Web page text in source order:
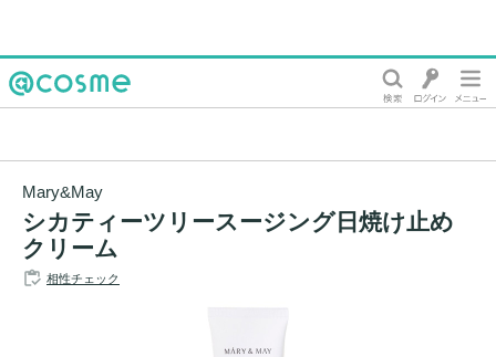
Mary&May
シカティーツリースージング日焼け止め
クリーム
相性チェック